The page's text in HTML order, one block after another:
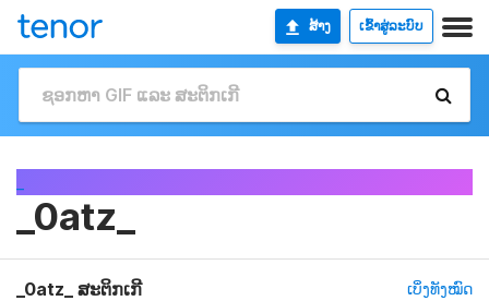
ສ້າງ ເຂົ້າສູ່ລະບົບ
_0atz_
_0atz_ ສະຕິກເກີ ເບິ່ງທັງໝົດ